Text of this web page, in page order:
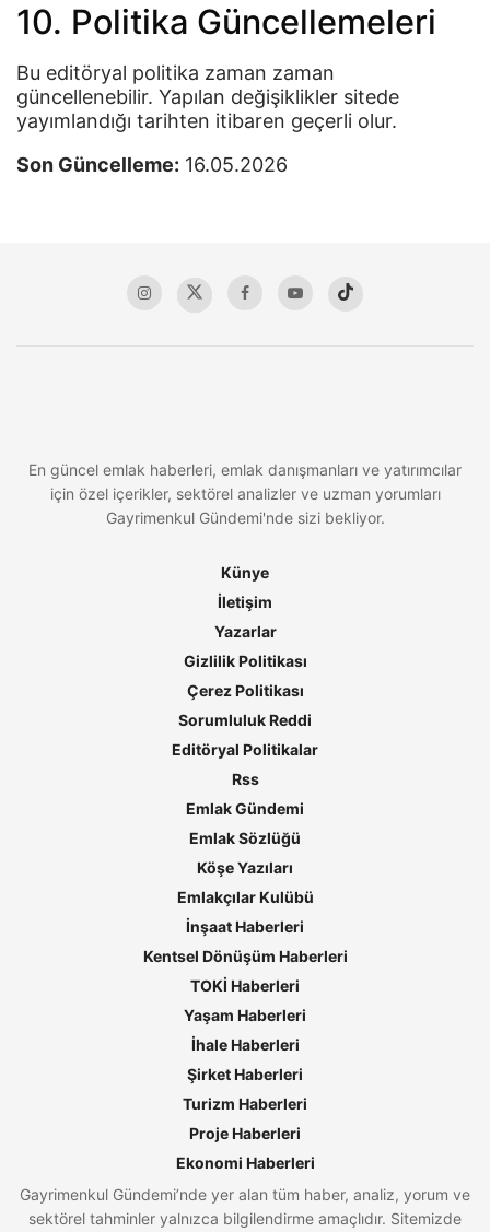
10. Politika Güncellemeleri
Bu editöryal politika zaman zaman
güncellenebilir. Yapılan değişiklikler sitede
yayımlandığı tarihten itibaren geçerli olur.
Son Güncelleme: 16.05.2026
En güncel emlak haberleri, emlak danışmanları ve yatırımcılar
için özel içerikler, sektörel analizler ve uzman yorumları
Gayrimenkul Gündemi'nde sizi bekliyor.
Künye
İletişim
Yazarlar
Gizlilik Politikası
Çerez Politikası
Sorumluluk Reddi
Editöryal Politikalar
Rss
Emlak Gündemi
Emlak Sözlüğü
Köşe Yazıları
Emlakçılar Kulübü
İnşaat Haberleri
Kentsel Dönüşüm Haberleri
TOKİ Haberleri
Yaşam Haberleri
İhale Haberleri
Şirket Haberleri
Turizm Haberleri
Proje Haberleri
Ekonomi Haberleri
Gayrimenkul Gündemi’nde yer alan tüm haber, analiz, yorum ve
sektörel tahminler yalnızca bilgilendirme amaçlıdır. Sitemizde